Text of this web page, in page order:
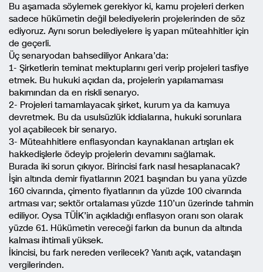
Bu aşamada söylemek gerekiyor ki, kamu projeleri derken
sadece hükümetin değil belediyelerin projelerinden de söz
ediyoruz. Aynı sorun belediyelere iş yapan müteahhitler için
de geçerli.
Üç senaryodan bahsediliyor Ankara’da:
1- Şirketlerin teminat mektuplarını geri verip projeleri tasfiye
etmek. Bu hukuki açıdan da, projelerin yapılamaması
bakımından da en riskli senaryo.
2- Projeleri tamamlayacak şirket, kurum ya da kamuya
devretmek. Bu da usulsüzlük iddialarına, hukuki sorunlara
yol açabilecek bir senaryo.
3- Müteahhitlere enflasyondan kaynaklanan artışları ek
hakkedişlerle ödeyip projelerin devamını sağlamak.
Burada iki sorun çıkıyor. Birincisi fark nasıl hesaplanacak?
İşin altında demir fiyatlarının 2021 başından bu yana yüzde
160 civarında, çimento fiyatlarının da yüzde 100 civarında
artması var; sektör ortalaması yüzde 110’un üzerinde tahmin
ediliyor. Oysa TÜİK’in açıkladığı enflasyon oranı son olarak
yüzde 61. Hükümetin vereceği farkın da bunun da altında
kalması ihtimali yüksek.
İkincisi, bu fark nereden verilecek? Yanıtı açık, vatandaşın
vergilerinden.